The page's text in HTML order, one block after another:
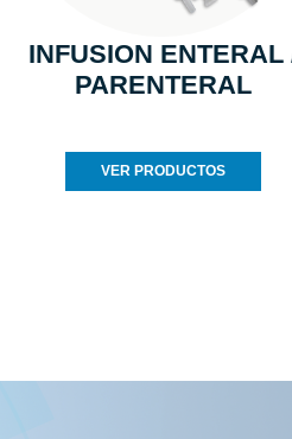
INFUSION ENTERAL
PARENTERAL
VER PRODUCTOS